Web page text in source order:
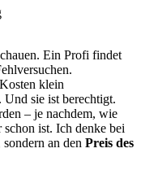
Ein Profi findet
klein
sie ist berechtigt.
– je nachdem, wie
ist. Ich denke bei
an den Preis des